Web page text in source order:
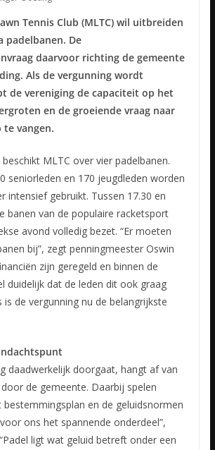
Tennis Club (MLTC) wil uitbreiden
padelbanen. De
daarvoor richting de gemeente
Als de vergunning wordt
de vereniging de capaciteit op het
en de groeiende vraag naar
vangen.
MLTC over vier padelbanen.
seniorleden en 170 jeugdleden worden
intensief gebruikt. Tussen 17.30 en
banen van de populaire racketsport
avond volledig bezet. “Er moeten
bij”, zegt penningmeester Oswin
zijn geregeld en binnen de
duidelijk dat de leden dit ook graag
is de vergunning nu de belangrijkste
daadwerkelijk doorgaat, hangt af van
de gemeente. Daarbij spelen
en de geluidsnormen
ons het spannende onderdeel”,
ligt wat geluid betreft onder een